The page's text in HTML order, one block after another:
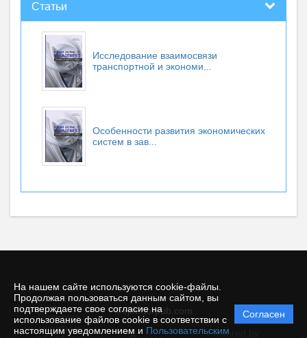
На нашем сайте используются cookie-файлы.
Продолжая пользоваться данным сайтом, вы
подтверждаете свое согласие на
использование файлов cookie в соответствии с
настоящим уведомлением и Пользовательским
Согласен
Статьи
Исследование взаимосвязи
транспортной и экономи...
Особенности развития экономических
систем в зав...
© rjm.riorpub.com
Политика
защиты и
Powered by